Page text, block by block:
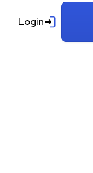
Login